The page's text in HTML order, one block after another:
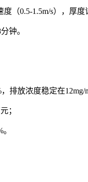
（0.5-1.5m/s），厚
钟。
排放浓度稳定在12mg/
；